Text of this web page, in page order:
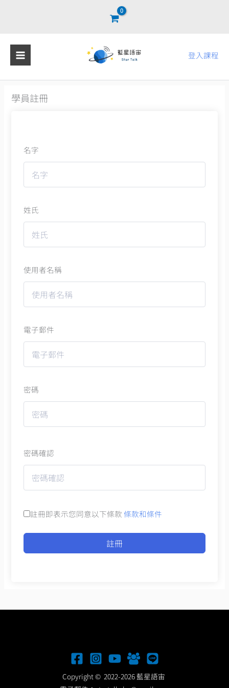
登入課程
學員註冊
名字
姓氏
使用者名稱
電子郵件
密碼
密碼確認
註冊即表示您同意以下條款 條款和條件
註冊
Copyright © 2022-2026 藍星語宙